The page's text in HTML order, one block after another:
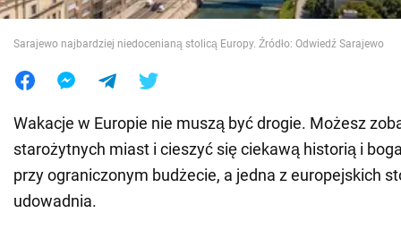
Jedzenie
Sarajewo najbardziej niedocenianą stolicą Europy. Źródło: Odwiedź Sarajewo
Wakacje w Europie nie muszą być drogie. Możesz
starożytnych miast i cieszyć się ciekawą historią i
przy ograniczonym budżecie, a jedna z europejskich
udowadnia.